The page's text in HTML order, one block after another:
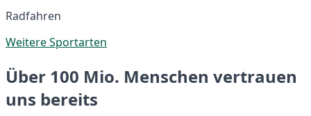
Radfahren
Weitere Sportarten
Über 100 Mio. Menschen vertrauen
uns bereits